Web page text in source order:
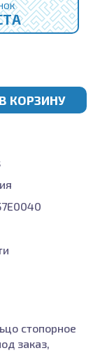
В КОРЗИНУ
стопорное
заказ,